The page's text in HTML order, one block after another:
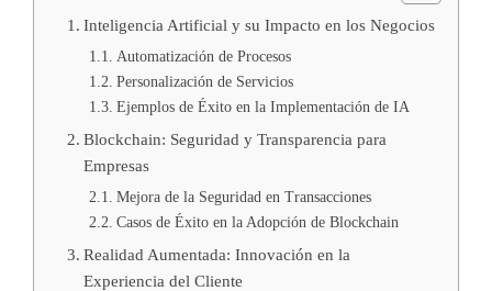
Inteligencia Artificial y su Impacto en los Negocios
Automatización de Procesos
Personalización de Servicios
Ejemplos de Éxito en la Implementación de IA
Blockchain: Seguridad y Transparencia para
Empresas
Mejora de la Seguridad en Transacciones
Casos de Éxito en la Adopción de Blockchain
Realidad Aumentada: Innovación en la
Experiencia del Cliente